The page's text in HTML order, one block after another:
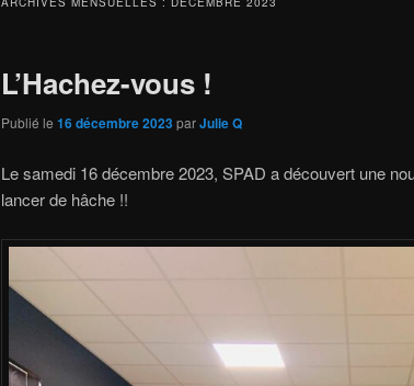
L’Hachez-vous !
Publié le 16 décembre 2023parJulie Q
Le samedi 16 décembre 2023, SPAD a découvert une
lancer de hâche !!